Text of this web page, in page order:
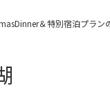
＆特別宿泊プラン